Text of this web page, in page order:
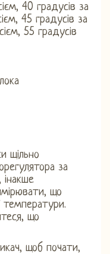
40 градусів за
45 градусів за
55 градусів
щільно
за
що
температури.
що
щоб почати,